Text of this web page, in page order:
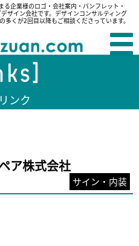
企業様のロゴ・会社案内・パンフレット・
ザイン会社です。デザインコンサルティング
くが2回目以降もご相談くださっています。
ンク
ア株式会社
サイン・内装